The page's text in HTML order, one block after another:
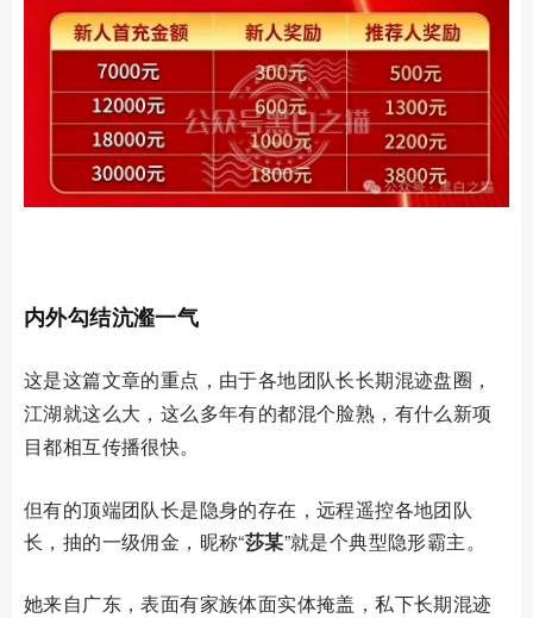
内外勾结沆瀣一气
这是这篇文章的重点，由于各地团队长长期混迹盘圈，
江湖就这么大，这么多年有的都混个脸熟，有什么新项
目都相互传播很快。
但有的顶端团队长是隐身的存在，远程遥控各地团队
长，抽的一级佣金，昵称“莎某”就是个典型隐形霸主。
她来自广东，表面有家族体面实体掩盖，私下长期混迹